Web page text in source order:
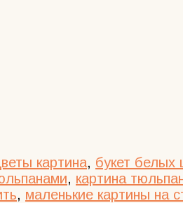
картина, букет белых
, картина
, маленькие картины на